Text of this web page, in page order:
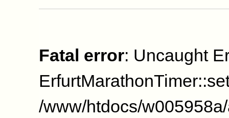
Fatal error: Uncaught
/www/htdocs/